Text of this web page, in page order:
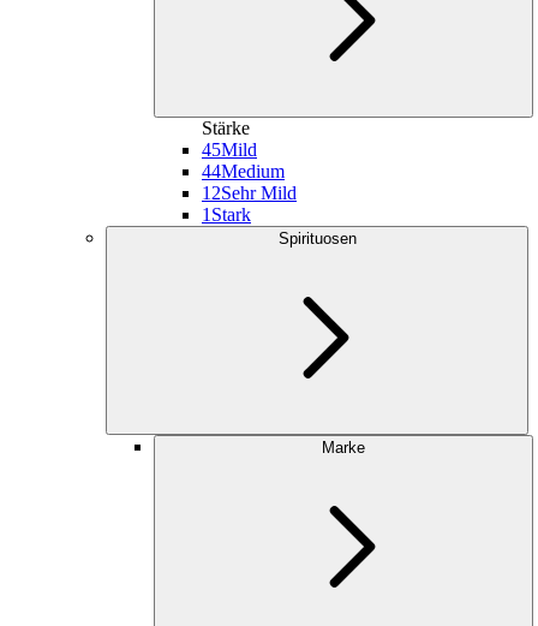
Stärke
45Mild
44Medium
12Sehr Mild
1 Stark
Spirituosen
Marke